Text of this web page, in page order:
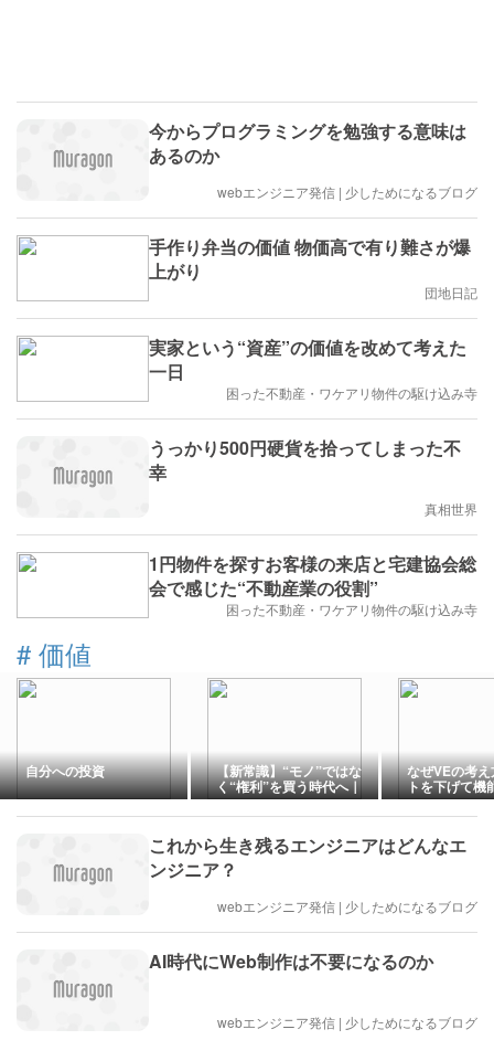
今からプログラミングを勉強する意味は
あるのか
webエンジニア発信 | 少しためになるブログ
手作り弁当の価値 物価高で有り難さが爆
上がり
団地日記
実家という“資産”の価値を改めて考えた
一日
困った不動産・ワケアリ物件の駆け込み寺
うっかり500円硬貨を拾ってしまった不
幸
真相世界
1円物件を探すお客様の来店と宅建協会総
会で感じた“不動産業の役割”
困った不動産・ワケアリ物件の駆け込み寺
# 価値
自分への投資 【新常識】“モノ”ではな
く“権利”を買う時代へ｜
日本でしか手に入らない
特別体験とは
なぜVEの考
トを下げて機
ことはできな
のですか？
これから生き残るエンジニアはどんなエ
ンジニア？
webエンジニア発信 | 少しためになるブログ
AI時代にWeb制作は不要になるのか
webエンジニア発信 | 少しためになるブログ